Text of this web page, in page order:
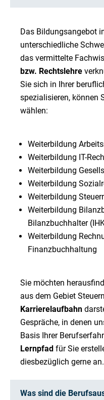
Das Bildungsangebot
unterschiedliche
das vermittelte
bzw. Rechtslehre
Sie sich in Ihrer
spezialisieren, können
wählen:
Weiterbildung
Weiterbildung IT-
Weiterbildung
Weiterbildung
Weiterbildung
Weiterbildung
Bilanzbuchhalter
Weiterbildung
Finanzbuchhaltung
Sie möchten
aus dem Gebiet
Karrierelaufbahn
Gespräche, in denen
Basis Ihrer
Lernpfad für Sie
diesbezüglich gerne an.
Was sind die